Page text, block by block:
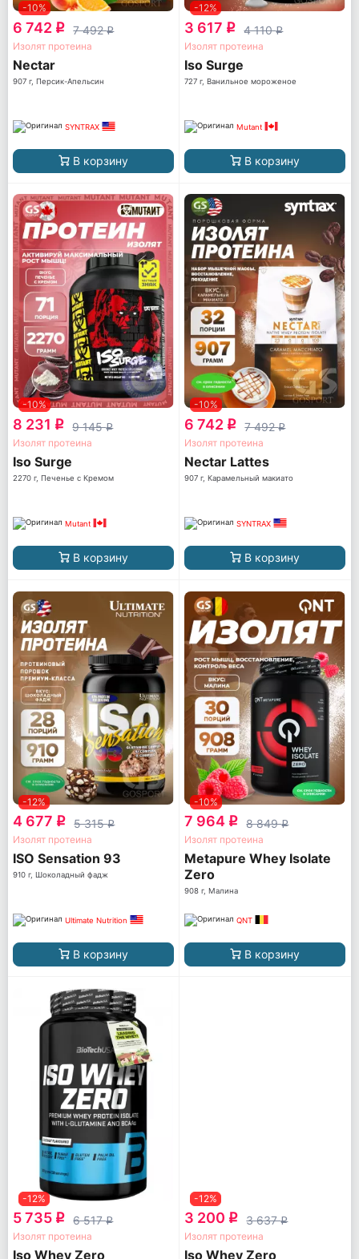
-10%
6 742 q 7 492q
Изолят протеина
Nectar
907 г, Персик-Апельсин
SYNTRAX
В корзину
-12%
3 617 q 4 110q
Изолят протеина
Iso Surge
727 г, Ванильное мороженое
Mutant
В корзину
-10%
8 231 q 9 145q
Изолят протеина
Iso Surge
2270 г, Печенье с Кремом
Mutant
В корзину
-10%
6 742 q 7 492q
Изолят протеина
Nectar Lattes
907 г, Карамельный макиато
SYNTRAX
В корзину
-12%
4 677 q 5 315q
Изолят протеина
ISO Sensation 93
910 г, Шоколадный фадж
Ultimate Nutrition
В корзину
-10%
7 964 q 8 849q
Изолят протеина
Metapure Whey Isolate
Zero
908 г, Малина
QNT
В корзину
-12%
5 735 q 6 517q
Изолят протеина
Iso Whey Zero
-12%
3 200 q 3 637q
Изолят протеина
Iso Whey Zero